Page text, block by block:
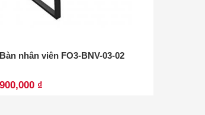
Bàn nhân viên FO3-BNV-03-02
900,000 ₫